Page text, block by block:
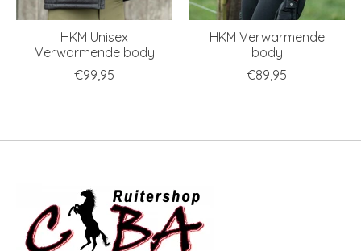
HKM Unisex
Verwarmende body
€99,95
HKM Verwarmende
body
€89,95